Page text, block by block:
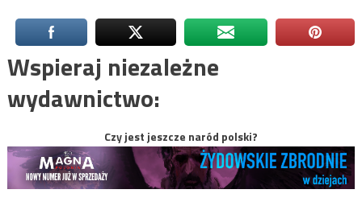
Wspieraj niezależne
wydawnictwo:
Czy jest jeszcze naród polski?